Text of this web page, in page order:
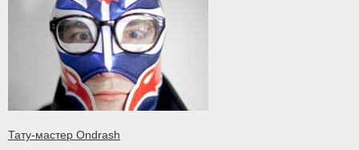
Тату-мастер Ondrash